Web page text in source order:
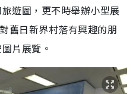
遊圖，更不時舉辦小型展
舊日新界村落有興趣的朋
片展覽。